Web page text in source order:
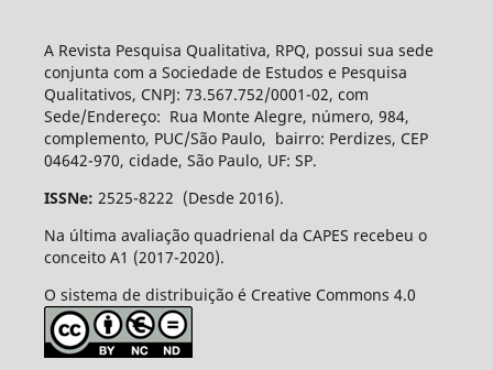
A Revista Pesquisa Qualitativa, RPQ, possui sua sede
conjunta com a Sociedade de Estudos e Pesquisa
Qualitativos, CNPJ: 73.567.752/0001-02, com
Sede/Endereço: Rua Monte Alegre, número, 984,
complemento, PUC/São Paulo, bairro: Perdizes, CEP
04642-970, cidade, São Paulo, UF: SP.
ISSNe: 2525-8222 (Desde 2016).
Na última avaliação quadrienal da CAPES recebeu o
conceito A1 (2017-2020).
O sistema de distribuição é Creative Commons 4.0